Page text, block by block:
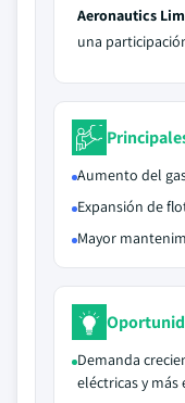
Aeronautics
una
Aumento del
Expansión de
Mayor
Demanda
eléctricas y más